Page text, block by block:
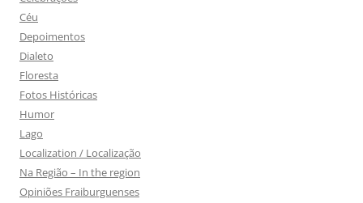
Céu
Depoimentos
Dialeto
Floresta
Fotos Históricas
Humor
Lago
Localization / Localização
Na Região – In the region
Opiniões Fraiburguenses